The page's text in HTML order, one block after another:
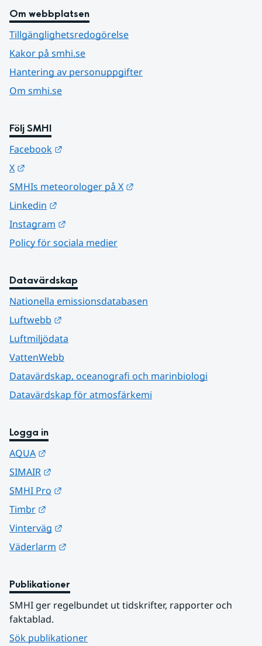
Om webbplatsen
Tillgänglighetsredogörelse
Kakor på smhi.se
Hantering av personuppgifter
Om smhi.se
Följ SMHI
Facebook
X
SMHIs meteorologer på X
Linkedin
Instagram
Policy för sociala medier
Datavärdskap
Nationella emissionsdatabasen
Luftwebb
Luftmiljödata
VattenWebb
Datavärdskap, oceanografi och marinbiologi
Datavärdskap för atmosfärkemi
Logga in
AQUA
SIMAIR
SMHI Pro
Timbr
Vinterväg
Väderlarm
Publikationer
SMHI ger regelbundet ut tidskrifter, rapporter och
faktablad.
Sök publikationer